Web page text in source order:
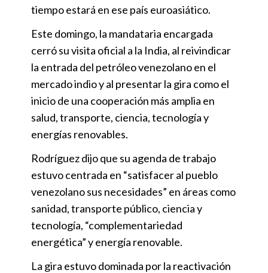
tiempo estará en ese país euroasiático.
Este domingo, la mandataria encargada
cerró su visita oficial a la India, al reivindicar
la entrada del petróleo venezolano en el
mercado indio y al presentar la gira como el
inicio de una cooperación más amplia en
salud, transporte, ciencia, tecnología y
energías renovables.
Rodríguez dijo que su agenda de trabajo
estuvo centrada en “satisfacer al pueblo
venezolano sus necesidades” en áreas como
sanidad, transporte público, ciencia y
tecnología, “complementariedad
energética” y energía renovable.
La gira estuvo dominada por la reactivación